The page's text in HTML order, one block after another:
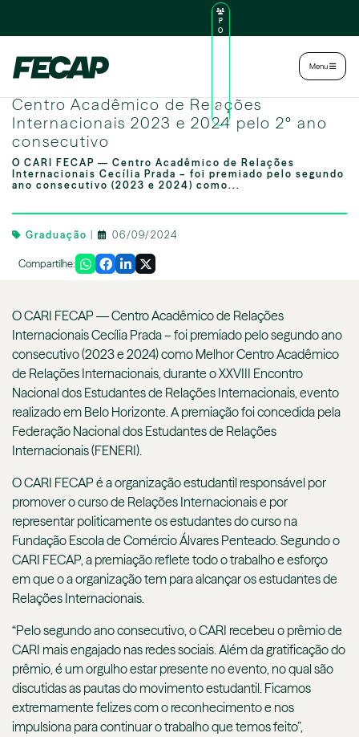
P
O
U
N
O
Menu
CARI FECAP é reconhecido como Melhor
Centro Acadêmico de Relações
Internacionais 2023 e 2024 pelo 2º ano
consecutivo
O CARI FECAP ― Centro Acadêmico de Relações
Internacionais Cecília Prada – foi premiado pelo segundo
ano consecutivo (2023 e 2024) como...
Graduação 06/09/2024
Compartilhe:
O CARI FECAP ― Centro Acadêmico de Relações
Internacionais Cecília Prada – foi premiado pelo segundo ano
consecutivo (2023 e 2024) como Melhor Centro Acadêmico
de Relações Internacionais, durante o XXVIII Encontro
Nacional dos Estudantes de Relações Internacionais, evento
realizado em Belo Horizonte. A premiação foi concedida pela
Federação Nacional dos Estudantes de Relações
Internacionais (FENERI).
O CARI FECAP é a organização estudantil responsável por
promover o curso de Relações Internacionais e por
representar politicamente os estudantes do curso na
Fundação Escola de Comércio Álvares Penteado. Segundo o
CARI FECAP, a premiação reflete todo o trabalho e esforço
em que o a organização tem para alcançar os estudantes de
Relações Internacionais.
“Pelo segundo ano consecutivo, o CARI recebeu o prêmio de
CARI mais engajado nas redes sociais. Além da gratificação do
prêmio, é um orgulho estar presente no evento, no qual são
discutidas as pautas do movimento estudantil. Ficamos
extremamente felizes com o reconhecimento e nos
impulsiona para continuar o trabalho que temos feito”,